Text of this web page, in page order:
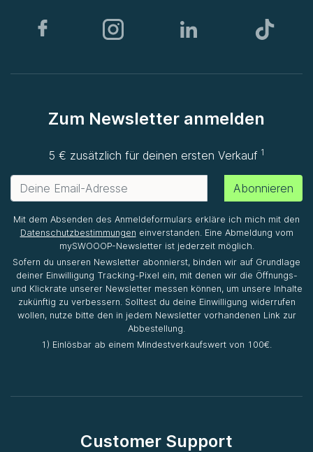
Zum Newsletter anmelden
5 € zusätzlich für deinen ersten Verkauf1
Abonnieren
Mit dem Absenden des Anmeldeformulars erkläre ich mich mit den
Datenschutzbestimmungen einverstanden. Eine Abmeldung vom
mySWOOOP-Newsletter ist jederzeit möglich.
Sofern du unseren Newsletter abonnierst, binden wir auf Grundlage
deiner Einwilligung Tracking-Pixel ein, mit denen wir die Öffnungs-
und Klickrate unserer Newsletter messen können, um unsere Inhalte
zukünftig zu verbessern. Solltest du deine Einwilligung widerrufen
wollen, nutze bitte den in jedem Newsletter vorhandenen Link zur
Abbestellung.
1) Einlösbar ab einem Mindestverkaufswert von 100€.
Customer Support